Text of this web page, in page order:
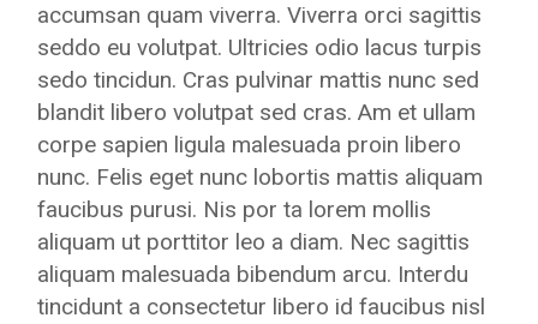
accumsan quam viverra. Viverra orci sagittis
seddo eu volutpat. Ultricies odio lacus turpis
sedo tincidun. Cras pulvinar mattis nunc sed
blandit libero volutpat sed cras. Am et ullam
corpe sapien ligula malesuada proin libero
nunc. Felis eget nunc lobortis mattis aliquam
faucibus purusi. Nis por ta lorem mollis
aliquam ut porttitor leo a diam. Nec sagittis
aliquam malesuada bibendum arcu. Interdu
tincidunt a consectetur libero id faucibus nisl